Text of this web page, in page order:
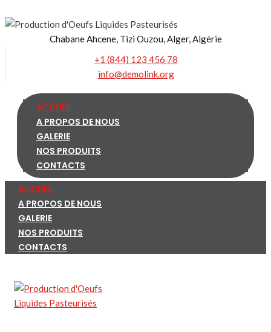
to
Chabane Ahcene, Tizi Ouzou, Alger, Algérie
+1 (844) 123 456 78
info@demolink.org
ACCUEIL
A PROPOS DE NOUS
GALERIE
NOS PRODUITS
CONTACTS
ACCUEIL
A PROPOS DE NOUS
GALERIE
NOS PRODUITS
CONTACTS